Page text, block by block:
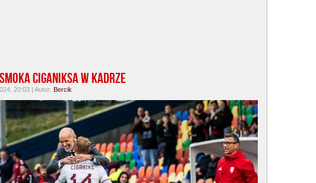
Ciganiksa w kadrze
20:03 | Autor: Bercik